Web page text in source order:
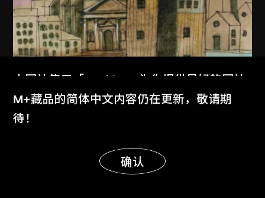
本网站使用「Cookies」为你提供最好的网站
体验。
了解更多
明白
M+藏品的简体中文内容仍在更新，敬请期
待！
确认
显示更多